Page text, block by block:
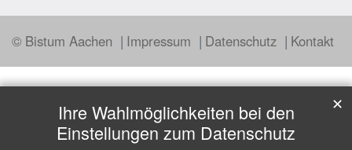
© Bistum Aachen Impressum Datenschutz Kontakt
Ihre Wahlmöglichkeiten bei den
Einstellungen zum Datenschutz
✕